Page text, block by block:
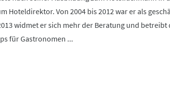
Hoteldirektor. Von 2004 bis 2012 war er als
widmet er sich mehr der Beratung und
für Gastronomen ...